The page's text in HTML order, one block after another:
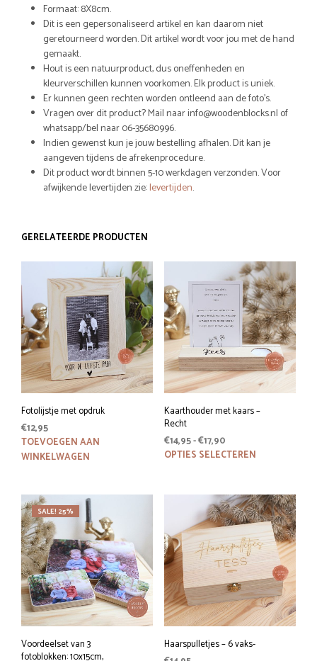
Formaat: 8X8cm.
Dit is een gepersonaliseerd artikel en kan daarom niet
geretourneerd worden. Dit artikel wordt voor jou met de hand
gemaakt.
Hout is een natuurproduct, dus oneffenheden en
kleurverschillen kunnen voorkomen. Elk product is uniek.
Er kunnen geen rechten worden ontleend aan de foto’s.
Vragen over dit product? Mail naar info@woodenblocks.nl of
whatsapp/bel naar 06-35680996.
Indien gewenst kun je jouw bestelling afhalen. Dit kan je
aangeven tijdens de afrekenprocedure.
Dit product wordt binnen 5-10 werkdagen verzonden. Voor
afwijkende levertijden zie:levertijden.
GERELATEERDE PRODUCTEN
Fotolijstje met opdruk
€12,95
TOEVOEGEN AAN
WINKELWAGEN
Kaarthouder met kaars –
Recht
€14,95-€17,90Prijsklasse:
€14,95
OPTIES SELECTEREN
Deze
optie
op
de
SALE! 25%
Voordeelset van 3
fotoblokken: 10x15cm,
Haarspulletjes – 6 vaks-